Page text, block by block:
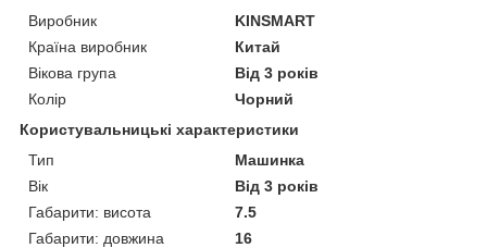
Виробник
KINSMART
Країна виробник
Китай
Вікова група
Від 3 років
Колір
Чорний
Користувальницькі характеристики
Тип
Машинка
Вік
Від 3 років
Габарити: висота
7.5
Габарити: довжина
16